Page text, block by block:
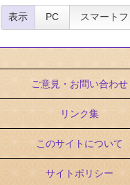
表示 PC スマート
ご意見・お問い合わせ
リンク集
このサイトについて
サイトポリシー